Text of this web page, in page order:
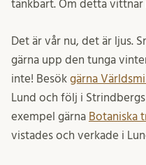
tänkbart. Om detta vittnar
Det är vår nu, det är ljus.
gärna upp den tunga
inte! Besök gärna
Lund och följ i
exempel gärna Botaniska
vistades och verkade i